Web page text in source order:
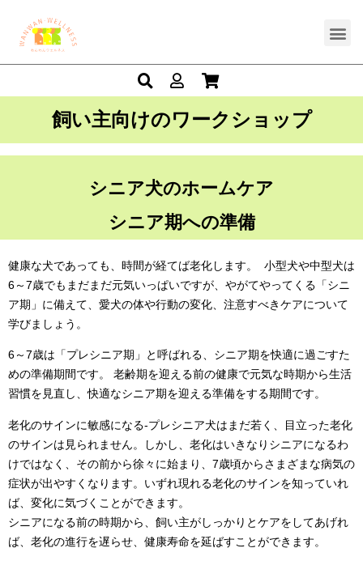
飼い主向けのワークショップ
シニア犬のホームケア
シニア期への準備
健康な犬であっても、時間が経てば老化します。 小型犬や中型犬は
6～7歳でもまだまだ元気いっぱいですが、やがてやってくる「シニ
ア期」に備えて、愛犬の体や行動の変化、注意すべきケアについて
学びましょう。
6～7歳は「プレシニア期」と呼ばれる、シニア期を快適に過ごすた
めの準備期間です。 老齢期を迎える前の健康で元気な時期から生活
習慣を見直し、快適なシニア期を迎える準備をする期間です。
老化のサインに敏感になる-プレシニア犬はまだ若く、目立った老化
のサインは見られません。しかし、老化はいきなりシニアになるわ
けではなく、その前から徐々に始まり、7歳頃からさまざまな病気の
症状が出やすくなります。いずれ現れる老化のサインを知っていれ
ば、変化に気づくことができます。
シニアになる前の時期から、飼い主がしっかりとケアをしてあげれ
ば、老化の進行を遅らせ、健康寿命を延ばすことができます。